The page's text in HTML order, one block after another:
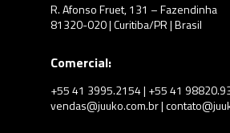
R. Afonso Fruet, 131 – Fazendinha
81320-020 | Curitiba/PR | Brasil
Comercial:
+55 41 3995.2154 | +55 41
vendas@juuko.com.br |